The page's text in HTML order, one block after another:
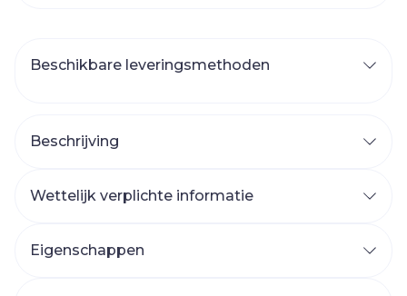
Beschikbare leveringsmethoden
Beschrijving
Wettelijk verplichte informatie
Eigenschappen